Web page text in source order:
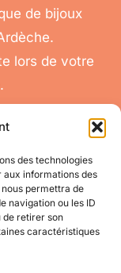
des technologies
aux informations des
permettra de
navigation ou les ID
de retirer son
caractéristiques
de bijoux
lors de votre
Conditions
de Vente